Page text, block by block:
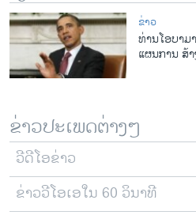
ລາຍການກະຈາຍສຽງ
ລາຍງານ
ຕິດຕາມພວກເຮົາ ທີ່
ພາສາຕ່າງໆ
ຂ່າວ
ທ່ານໂອບາມ
ແຜນການ ສ້
ຂ່າວປະເພດຕ່າງໆ
ວີດີໂອຂ່າວ
ຂ່າວວີໂອເອໃນ 60 ວິນາທີ